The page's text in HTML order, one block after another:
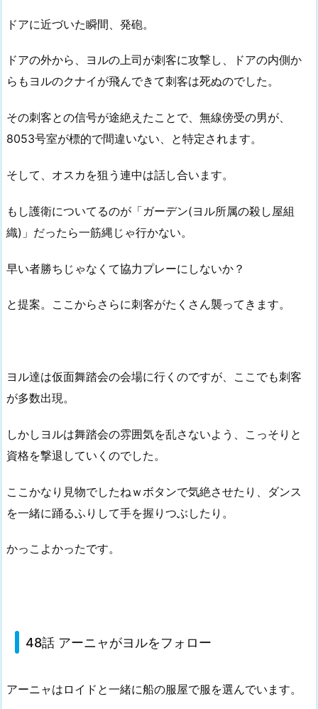
ドアに近づいた瞬間、発砲。
ドアの外から、ヨルの上司が刺客に攻撃し、ドアの内側か
らもヨルのクナイが飛んできて刺客は死ぬのでした。
その刺客との信号が途絶えたことで、無線傍受の男が、
8053号室が標的で間違いない、と特定されます。
そして、オスカを狙う連中は話し合います。
もし護衛についてるのが「ガーデン(ヨル所属の殺し屋組
織)」だったら一筋縄じゃ行かない。
早い者勝ちじゃなくて協力プレーにしないか？
と提案。ここからさらに刺客がたくさん襲ってきます。
ヨル達は仮面舞踏会の会場に行くのですが、ここでも刺客
が多数出現。
しかしヨルは舞踏会の雰囲気を乱さないよう、こっそりと
資格を撃退していくのでした。
ここかなり見物でしたねｗボタンで気絶させたり、ダンス
を一緒に踊るふりして手を握りつぶしたり。
かっこよかったです。
48話 アーニャがヨルをフォロー
アーニャはロイドと一緒に船の服屋で服を選んでいます。